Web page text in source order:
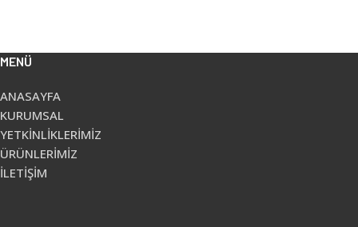
MENÜ
ANASAYFA
KURUMSAL
YETKİNLİKLERİMİZ
ÜRÜNLERİMİZ
İLETİŞİM